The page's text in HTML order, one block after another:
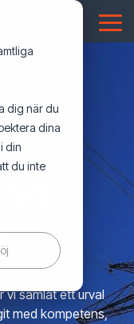
dig när du
dina
din
du inte
Bostadsrättsföreningar
Försvar
Transportsystem
Funktionsansvar
Säkerhet
1
2
2
tekniker
anläggning
vi samlat ett urval
med kompetens,